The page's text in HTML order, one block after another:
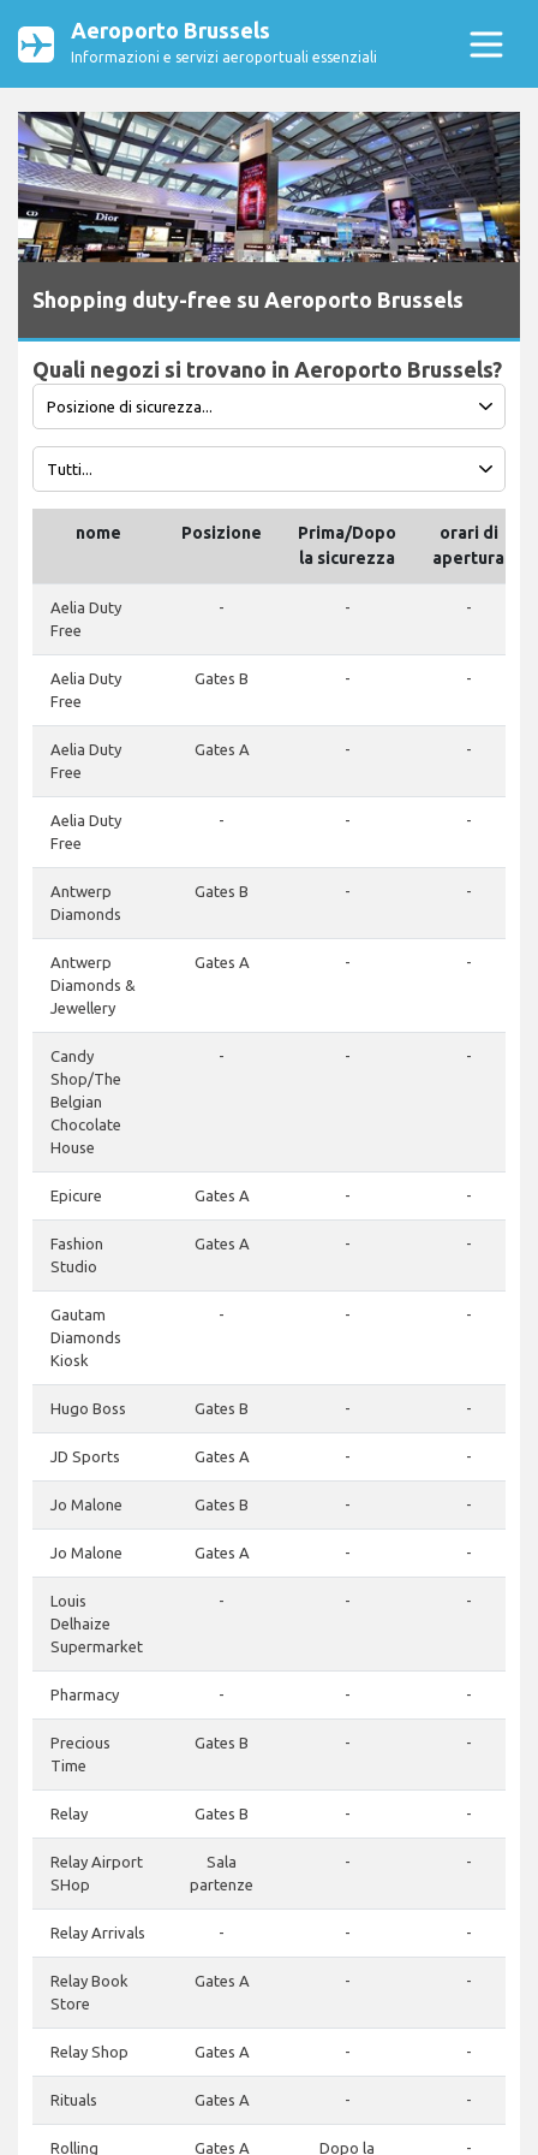
Aeroporto Brussels
Informazioni e servizi aeroportuali essenziali
Shopping duty-free su Aeroporto Brussels
Quali negozi si trovano in Aeroporto Brussels?
nome Posizione
Prima/Dopo
la sicurezza
orari di
apertura
Aelia Duty
Free
- - -
Aelia Duty
Free
Gates B - -
Aelia Duty
Free
Gates A - -
Aelia Duty
Free
- - -
Antwerp
Diamonds
Gates B - -
Antwerp
Diamonds &
Jewellery
Gates A - -
Candy
Shop/The
Belgian
Chocolate
House
- - -
Epicure Gates A - -
Fashion
Studio
Gates A - -
Gautam
Diamonds
Kiosk
- - -
Hugo Boss Gates B - -
JD Sports Gates A - -
Jo Malone Gates B - -
Jo Malone Gates A - -
Louis
Delhaize
Supermarket
- - -
Pharmacy - - -
Precious
Time
Gates B - -
Relay Gates B - -
Relay Airport
SHop
Sala
partenze
- -
Relay Arrivals - - -
Relay Book
Store
Gates A - -
Relay Shop Gates A - -
Rituals Gates A - -
Rolling Gates A Dopo la -